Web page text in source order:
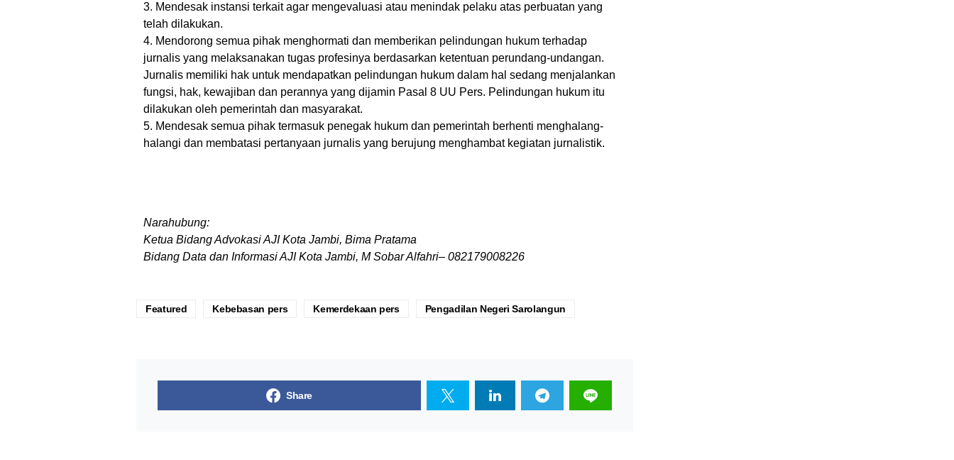
3. Mendesak instansi terkait agar mengevaluasi atau menindak pelaku atas perbuatan yang
telah dilakukan.
4. Mendorong semua pihak menghormati dan memberikan pelindungan hukum terhadap
jurnalis yang melaksanakan tugas profesinya berdasarkan ketentuan perundang-undangan.
Jurnalis memiliki hak untuk mendapatkan pelindungan hukum dalam hal sedang menjalankan
fungsi, hak, kewajiban dan perannya yang dijamin Pasal 8 UU Pers. Pelindungan hukum itu
dilakukan oleh pemerintah dan masyarakat.
5. Mendesak semua pihak termasuk penegak hukum dan pemerintah berhenti menghalang-
halangi dan membatasi pertanyaan jurnalis yang berujung menghambat kegiatan jurnalistik.
Narahubung:
Ketua Bidang Advokasi AJI Kota Jambi, Bima Pratama
Bidang Data dan Informasi AJI Kota Jambi, M Sobar Alfahri– 082179008226
Featured Kebebasan pers Kemerdekaan pers Pengadilan Negeri Sarolangun
Share